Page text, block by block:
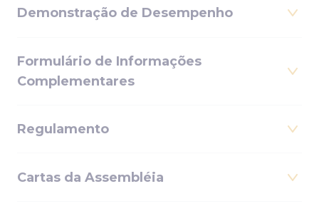
Demonstração de Desempenho
Formulário de Informações
Complementares
Regulamento
Cartas da Assembléia